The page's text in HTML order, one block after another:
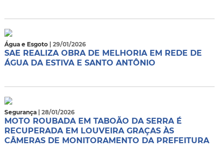
Água e Esgoto | 29/01/2026
SAE REALIZA OBRA DE MELHORIA EM REDE DE
ÁGUA DA ESTIVA E SANTO ANTÔNIO
Segurança | 28/01/2026
MOTO ROUBADA EM TABOÃO DA SERRA É
RECUPERADA EM LOUVEIRA GRAÇAS ÀS
CÂMERAS DE MONITORAMENTO DA PREFEITURA